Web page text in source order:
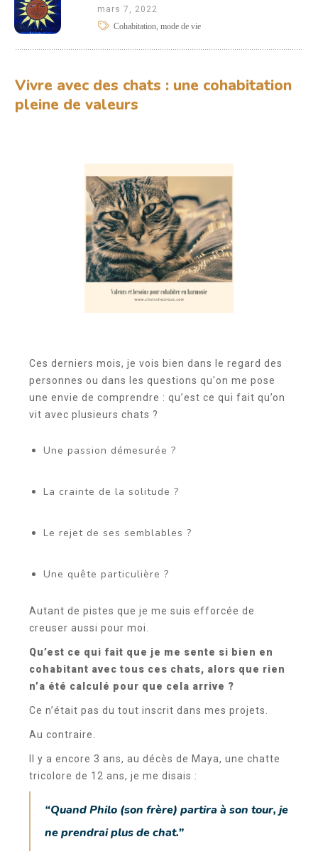
mars 7, 2022
Cohabitation, mode de vie
Vivre avec des chats : une cohabitation
pleine de valeurs
Ces derniers mois, je vois bien dans le regard des
personnes ou dans les questions qu'on me pose
une envie de comprendre : qu’est ce qui fait qu’on
vit avec plusieurs chats ?
Une passion démesurée ?
La crainte de la solitude ?
Le rejet de ses semblables ?
Une quête particulière ?
Autant de pistes que je me suis efforcée de
creuser aussi pour moi.
Qu’est ce qui fait que je me sente si bien en
cohabitant avec tous ces chats, alors que rien
n’a été calculé pour que cela arrive ?
Ce n’était pas du tout inscrit dans mes projets.
Au contraire.
Il y a encore 3 ans, au décès de Maya, une chatte
tricolore de 12 ans, je me disais :
“Quand Philo (son frère) partira à son tour, je
ne prendrai plus de chat.”